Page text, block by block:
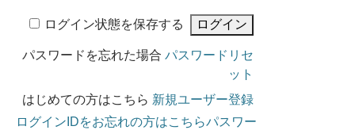
ログイン状態を保存する
パスワードを忘れた場合 パスワードリセ
ット
はじめての方はこちら 新規ユーザー登録
ログインIDをお忘れの方はこちらパスワー